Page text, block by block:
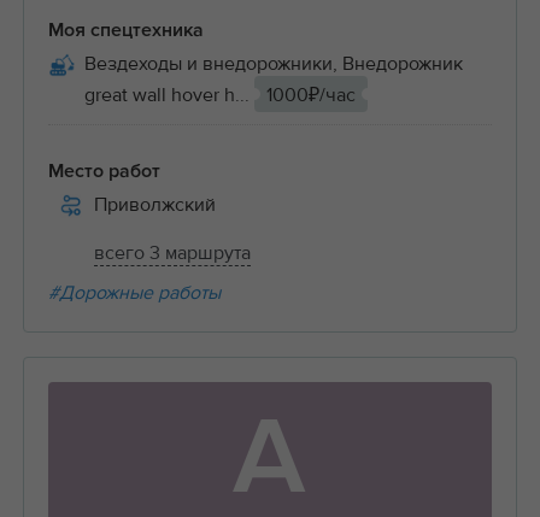
Моя спецтехника
Вездеходы и внедорожники, Внедорожник
great wall hover h...
1000₽/час
Место работ
Приволжский
всего 3 маршрута
#Дорожные работы
А